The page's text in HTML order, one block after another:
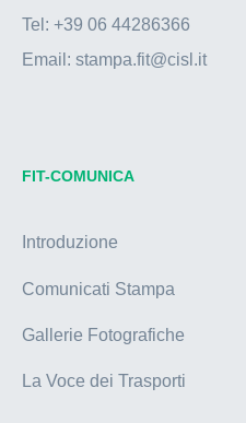
Tel: +39 06 44286366
Email: stampa.fit@cisl.it
FIT-COMUNICA
Introduzione
Comunicati Stampa
Gallerie Fotografiche
La Voce dei Trasporti